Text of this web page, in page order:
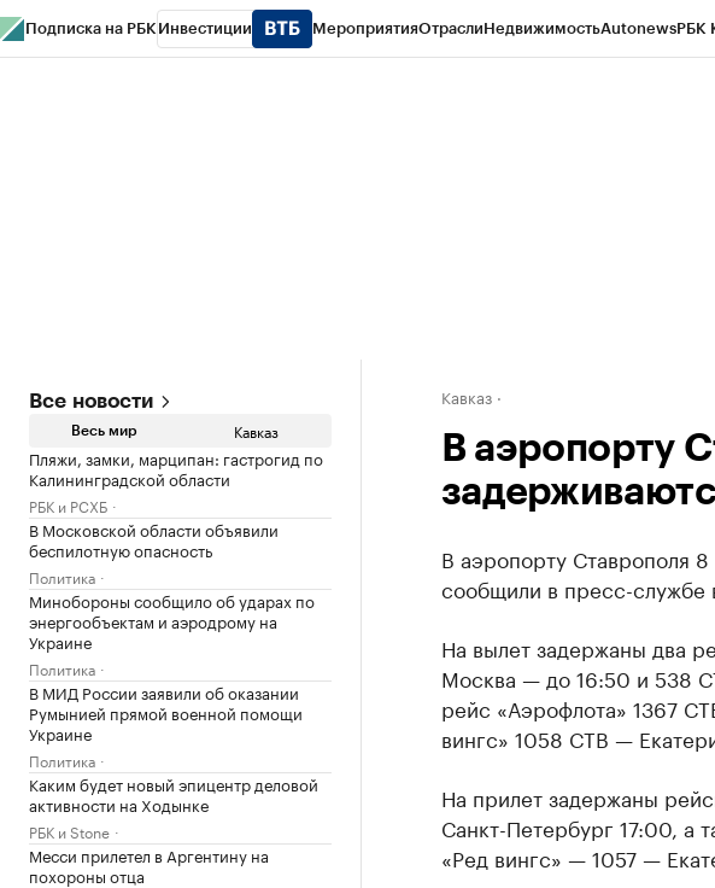
Подписка на РБК Инвестиции МероприятияОтраслиНедвижимостьAutonewsРБК
Все новости
Весь мир Кавказ
Пляжи, замки, марципан: гастрогид по
Калининградской области
РБК и РСХБ
В Московской области объявили
беспилотную опасность
Политика
Минобороны сообщило об ударах по
энергообъектам и аэродрому на
Украине
Политика
В МИД России заявили об оказании
Румынией прямой военной помощи
Украине
Политика
Каким будет новый эпицентр деловой
активности на Ходынке
РБК и Stone
Месси прилетел в Аргентину на
похороны отца
Кавказ
В аэропорту
В аэропорту Ставрополя
сообщили в пресс-службе
На вылет задержаны два
Москва — до 16:50 и 538
рейс «Аэрофлота» 1367
вингс» 1058 СТВ —
На прилет задержаны
Санкт-Петербург 17:00, а
«Ред вингс» — 1057 —